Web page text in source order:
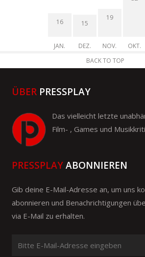
16
JAN.
15
DEZ.
19
NOV. OKT.
BACK TO TOP
ÜBER PRESSPLAY
Das vielleicht letzte
Film- , Games und
PRESSPLAYABONNIEREN
Gib deine E-Mail-Adresse an, um uns
abonnieren und Benachrichtigungen
via E-Mail zu erhalten.